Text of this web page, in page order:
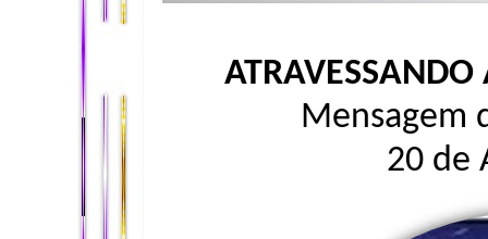
Mensagem
20 de